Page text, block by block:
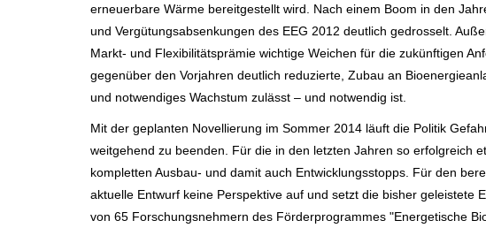
erneuerbare Wärme bereitgestellt wird. Nach einem Boom in den
und Vergütungsabsenkungen des EEG 2012 deutlich gedrosselt.
Markt- und Flexibilitätsprämie wichtige Weichen für die zukünftigen
gegenüber den Vorjahren deutlich reduzierte, Zubau an
und notwendiges Wachstum zulässt – und notwendig ist.
Mit der geplanten Novellierung im Sommer 2014 läuft die Politik
weitgehend zu beenden. Für die in den letzten Jahren so erfolgreich
kompletten Ausbau- und damit auch Entwicklungsstopps. Für den
aktuelle Entwurf keine Perspektive auf und setzt die bisher geleistete
von 65 Forschungsnehmern des Förderprogrammes "Energetische